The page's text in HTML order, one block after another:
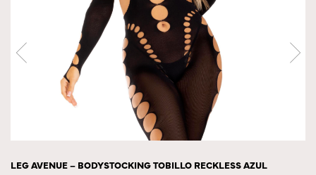
LEG AVENUE – BODYSTOCKING TOBILLO RECKLESS AZUL